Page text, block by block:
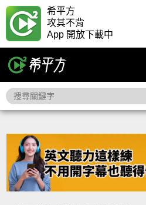
希平方
攻其不背
App 開放下載中